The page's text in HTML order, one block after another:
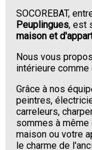
SOCOREBAT,
Peuplingues, est
maison et
Nous vous
intérieure comme
Grâce à nos
peintres,
carreleurs,
sommes à
maison ou votre
le charme de